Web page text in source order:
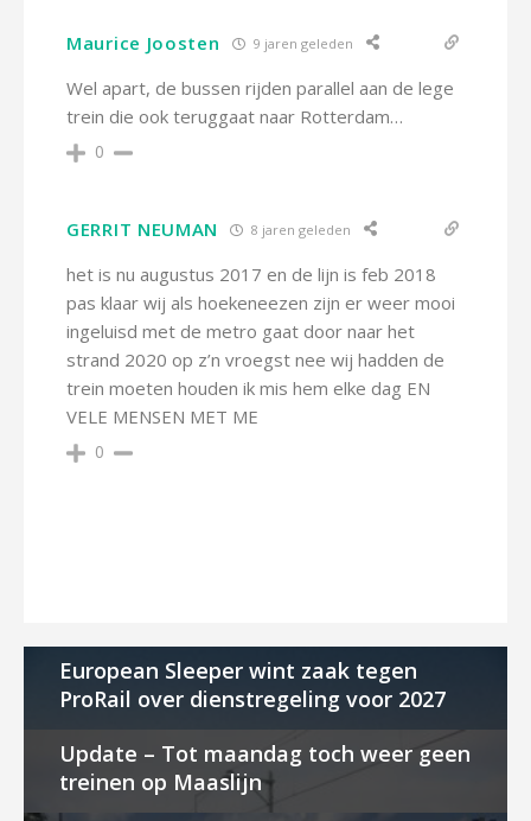
Maurice Joosten 9 jaren geleden
Wel apart, de bussen rijden parallel aan de lege
trein die ook teruggaat naar Rotterdam…
0
GERRIT NEUMAN 8 jaren geleden
het is nu augustus 2017 en de lijn is feb 2018
pas klaar wij als hoekeneezen zijn er weer mooi
ingeluisd met de metro gaat door naar het
strand 2020 op z’n vroegst nee wij hadden de
trein moeten houden ik mis hem elke dag EN
VELE MENSEN MET ME
0
European Sleeper wint zaak tegen
ProRail over dienstregeling voor 2027
Update – Tot maandag toch weer geen
treinen op Maaslijn